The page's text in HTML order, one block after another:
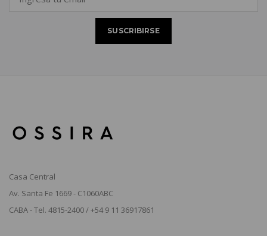
Casa Central
Av. Santa Fe 1669 - C1060ABC
CABA - Tel. 4815-2400 / +54 9 11 36917861